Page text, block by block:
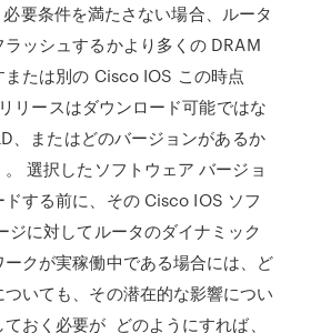
必要条件を満たさない場合、ルータ
ッシュするかより多くの DRAM
または別の Cisco IOS この時点
リースはダウンロード可能ではな
、またはどのバージョンがあるか
選択したソフトウェア バージョ
ドする前に、その Cisco IOS ソフ
ジに対してルータのダイナミック
クが実稼働中である場合には、ど
いても、その潜在的な影響につい
おく必要が どのようにすれば、